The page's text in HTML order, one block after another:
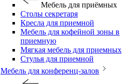
Мебель для приёмных
Столы секретаря
Кресла для приемной
Мебель для кофейной зоны в
приемную
Мягкая мебель для приемных
Стулья для приемной
Мебель для конференц-залов